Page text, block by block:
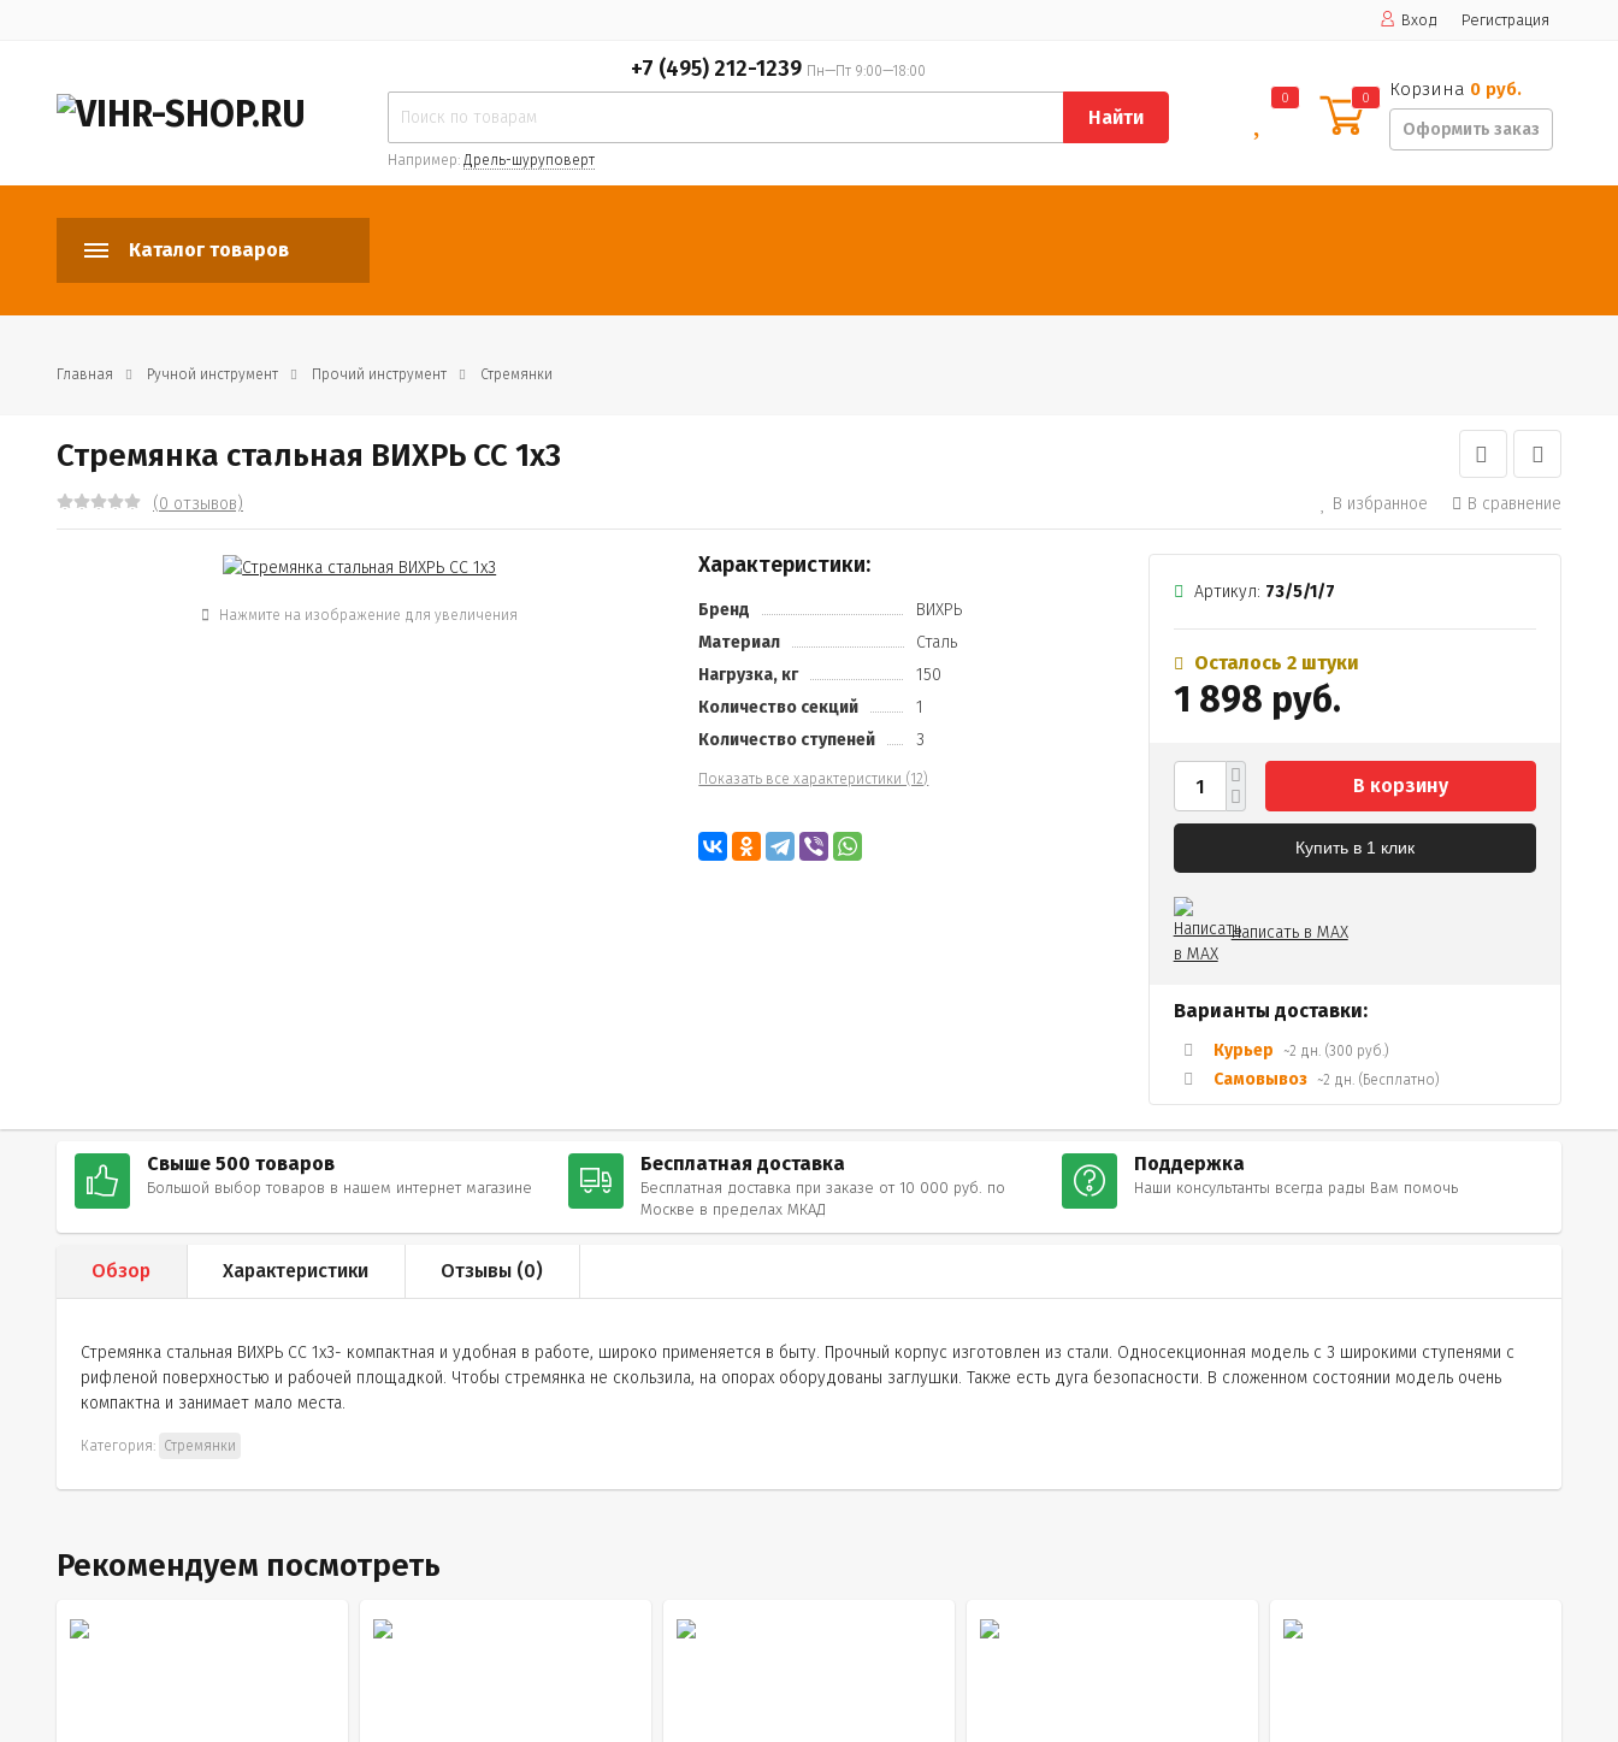
Вход Регистрация
+7 (495) 212-1239 Пн—Пт 9:00—18:00
Найти
Например: Дрель-шуруповерт
0 0 Корзина 0 руб.
Оформить заказ
Каталог товаров
Главная Ручной инструмент Прочий инструмент Стремянки
Стремянка стальная ВИХРЬ СС 1х3
(0 отзывов) В избранное В сравнение
Нажмите на изображение для увеличения
Характеристики:
Бренд
ВИХРЬ
Материал
Сталь
Нагрузка, кг
150
Количество секций
1
Количество ступеней
3
Показать все характеристики (12)
Артикул: 73/5/1/7
Осталось 2 штуки
1 898 руб.
В корзину
Купить в 1 клик
Написать в MAX
Варианты доставки:
Курьер ~2 дн. (300 руб.)
Самовывоз ~2 дн. (Бесплатно)
Свыше 500 товаров
Большой выбор товаров в нашем интернет магазине
Бесплатная доставка
Бесплатная доставка при заказе от 10 000 руб. по
Москве в пределах МКАД
Поддержка
Наши консультанты всегда рады Вам помочь
Обзор Характеристики Отзывы (0)
Стремянка стальная ВИХРЬ СС 1х3- компактная и удобная в работе, широко применяется в быту. Прочный корпус изготовлен из стали. Односекционная модель с 3 широкими ступенями с
рифленой поверхностью и рабочей площадкой. Чтобы стремянка не скользила, на опорах оборудованы заглушки. Также есть дуга безопасности. В сложенном состоянии модель очень
компактна и занимает мало места.
Категория: Стремянки
Рекомендуем посмотреть